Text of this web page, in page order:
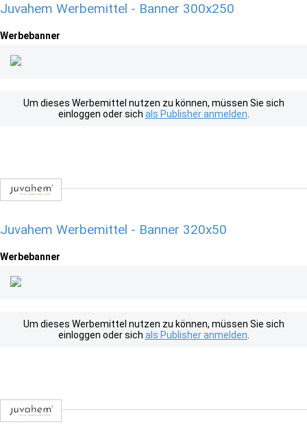
Juvahem Werbemittel - Banner 300x250
Werbebanner
Um dieses Werbemittel nutzen zu können, müssen Sie sich
einloggen oder sich als Publisher anmelden
Juvahem Werbemittel - Banner 320x50
Werbebanner
Um dieses Werbemittel nutzen zu können, müssen Sie sich
einloggen oder sich als Publisher anmelden